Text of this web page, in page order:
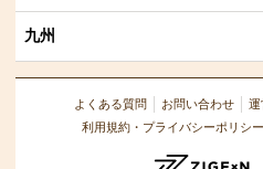
九州
よくある質問 お問い合わせ 運
利用規約・プライバシーポリシー